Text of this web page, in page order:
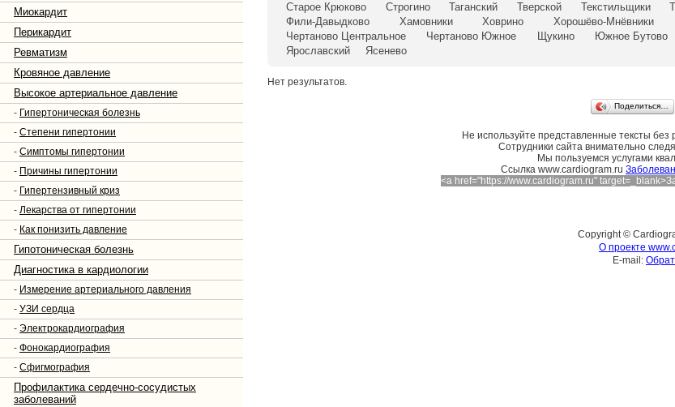
Миокардит
Перикардит
Ревматизм
Кровяное давление
Высокое артериальное давление
- Гипертоническая болезнь
- Степени гипертонии
- Симптомы гипертонии
- Причины гипертонии
- Гипертензивный криз
- Лекарства от гипертонии
- Как понизить давление
Гипотоническая болезнь
Диагностика в кардиологии
- Измерение артериального давления
- УЗИ сердца
- Электрокардиография
- Фонокардиография
- Сфигмография
Профилактика сердечно-сосудистых
заболеваний
Старое Крюково
Строгино Таганский Тверской Текстильщики
Фили-Давыдково
Хамовники Ховрино Хорошёво-Мнёвники
Чертаново Центральное
Чертаново Южное Щукино Южное Бутово
Ярославский
Ясенево
Нет результатов.
Поделиться…
Не используйте представленные тексты
Сотрудники сайта внимательно
Мы пользуемся услугами
Cсылка www.cardiogram.ru
<a href="https://www.cardiogram.ru"
Copyright ©
О проекте
E-mail: